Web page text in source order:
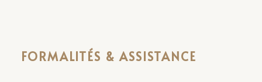
FORMALITÉS & ASSISTANCE